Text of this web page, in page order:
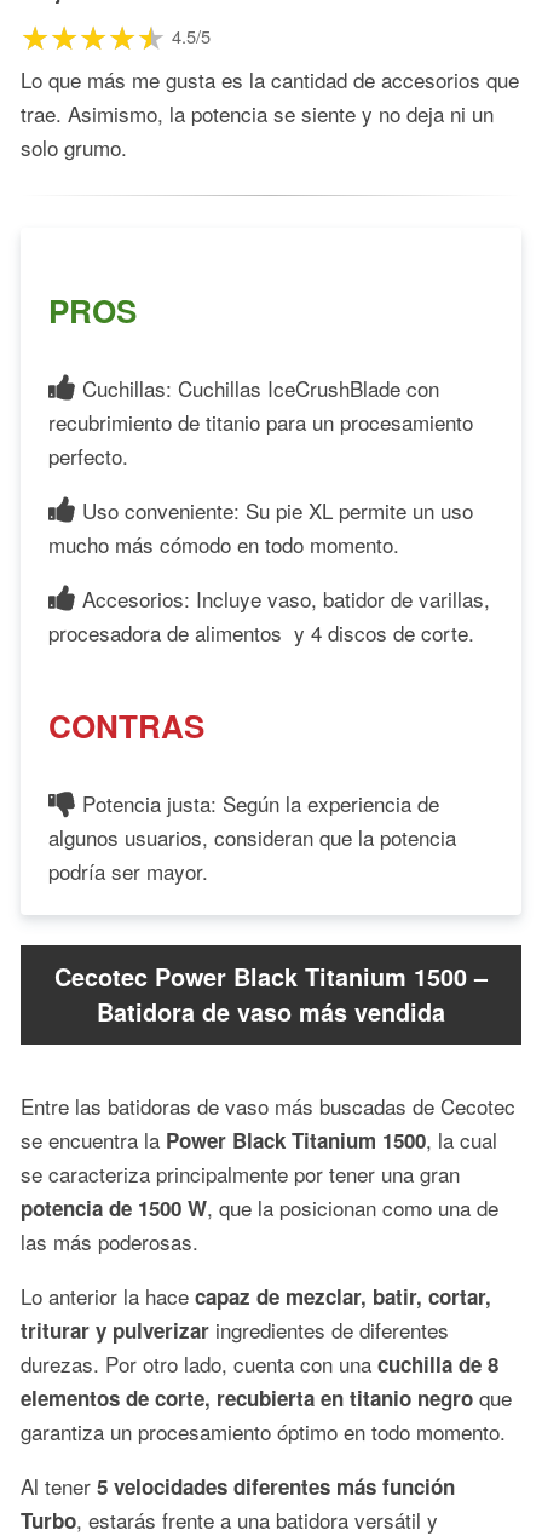
4.5/5
Lo que más me gusta es la cantidad de accesorios que
trae. Asimismo, la potencia se siente y no deja ni un
solo grumo.
PROS
Cuchillas: Cuchillas IceCrushBlade con
recubrimiento de titanio para un procesamiento
perfecto.
Uso conveniente: Su pie XL permite un uso
mucho más cómodo en todo momento.
Accesorios: Incluye vaso, batidor de varillas,
procesadora de alimentos y 4 discos de corte.
CONTRAS
Potencia justa: Según la experiencia de
algunos usuarios, consideran que la potencia
podría ser mayor.
Cecotec Power Black Titanium 1500 –
Batidora de vaso más vendida
Entre las batidoras de vaso más buscadas de Cecotec
se encuentra la Power Black Titanium 1500, la cual
se caracteriza principalmente por tener una gran
potencia de 1500 W, que la posicionan como una de
las más poderosas.
Lo anterior la hace capaz de mezclar, batir, cortar,
triturar y pulverizar ingredientes de diferentes
durezas. Por otro lado, cuenta con una cuchilla de 8
elementos de corte, recubierta en titanio negro que
garantiza un procesamiento óptimo en todo momento.
Al tener 5 velocidades diferentes más función
Turbo, estarás frente a una batidora versátil y